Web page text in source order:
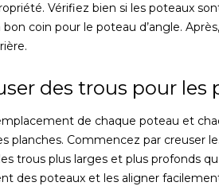
Vérifiez bien si les poteaux
coin pour le poteau d’angle.
des trous pour les
de chaque poteau et
planches. Commencez par creuser
trous plus larges et plus profonds
des poteaux et les aligner